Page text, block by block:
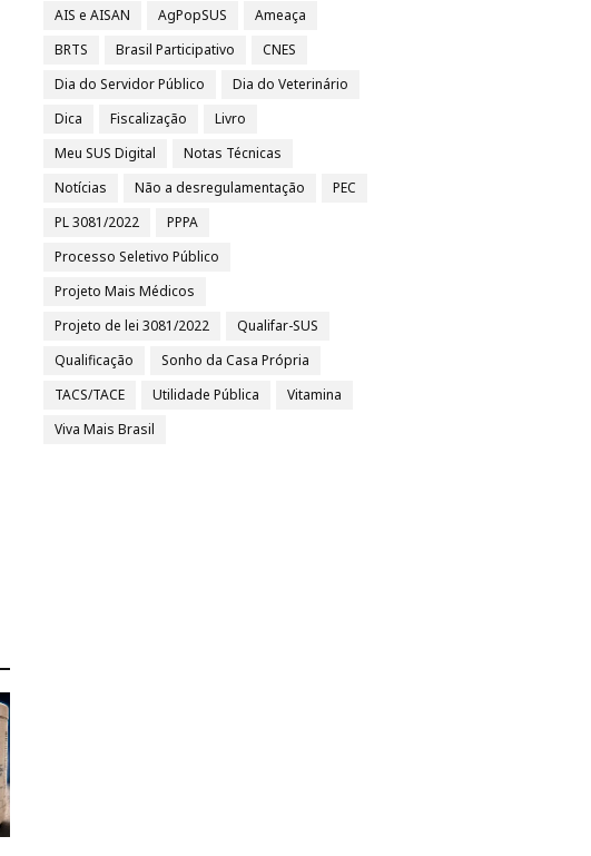
AIS e AISAN
AgPopSUS
Ameaça
BRTS
Brasil Participativo
CNES
Dia do Servidor Público
Dia do Veterinário
Dica
Fiscalização
Livro
Meu SUS Digital
Notas Técnicas
Notícias
Não a desregulamentação
PEC
PL 3081/2022
PPPA
Processo Seletivo Público
Projeto Mais Médicos
Projeto de lei 3081/2022
Qualifar-SUS
Qualificação
Sonho da Casa Própria
TACS/TACE
Utilidade Pública
Vitamina
Viva Mais Brasil